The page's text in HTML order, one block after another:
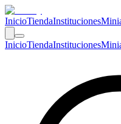
InicioTiendaInstituciones
InicioTiendaInstituciones